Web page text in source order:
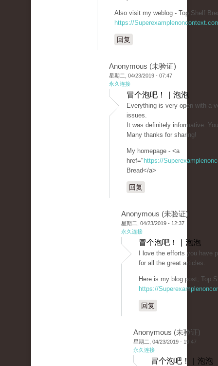
Also visit my weblog - Top Shelf
https://
回复
Anonymous (未验证)
星期二, 04/23/2019 - 07:47
永久连接
冒个泡吧！ | 泡泡
Everything is very open with a
issues.
It was definitely informative.
Many thanks for sharing!
My homepage - <a
href=" https://
Bread</a>
回复
Anonymous (未验证)
星期二, 04/23/2019 - 12:37
永久连接
冒个泡吧！ | 泡泡
I love the efforts you have
for all the great articles.
Here is my blog post; Top
https://
回复
Anonymous (未验证)
星期二, 04/23/2019 - 19:47
永久连接
冒个泡吧！ | 泡泡